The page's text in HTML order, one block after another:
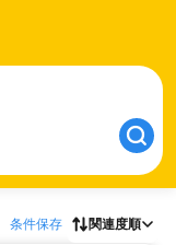
条件保存 関連度順